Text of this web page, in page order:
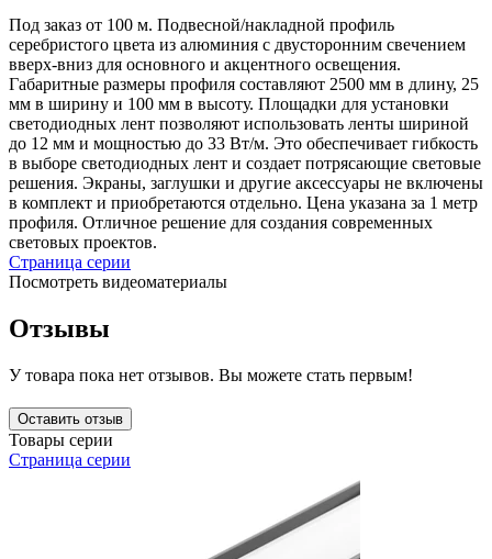
Под заказ от 100 м. Подвесной/накладной профиль
серебристого цвета из алюминия с двусторонним свечением
вверх-вниз для основного и акцентного освещения.
Габаритные размеры профиля составляют 2500 мм в длину, 25
мм в ширину и 100 мм в высоту. Площадки для установки
светодиодных лент позволяют использовать ленты шириной
до 12 мм и мощностью до 33 Вт/м. Это обеспечивает гибкость
в выборе светодиодных лент и создает потрясающие световые
решения. Экраны, заглушки и другие аксессуары не включены
в комплект и приобретаются отдельно. Цена указана за 1 метр
профиля. Отличное решение для создания современных
световых проектов.
Страница серии
Посмотреть видеоматериалы
Отзывы
У товара пока нет отзывов. Вы можете стать первым!
Оставить отзыв
Товары серии
Страница серии